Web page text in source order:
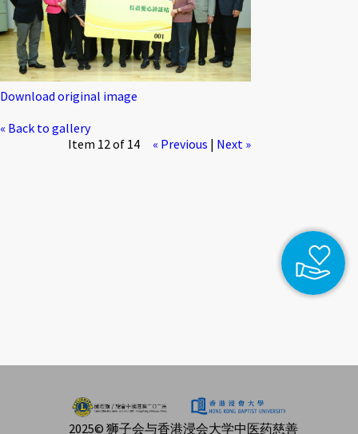
Download original image
« Back to gallery
Item 12 of 14
« Previous | Next »
2025© 狮子会与香港浸会大学中医药慈善